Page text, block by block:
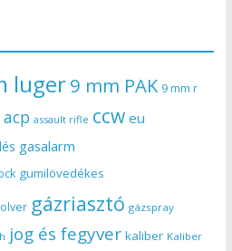
luger9 mm PAK 9 mm r
acp assault rifle ccw eu
gasalarm
gumilövedékes
gázriasztó gázspray
jog és fegyver kaliber Kaliber